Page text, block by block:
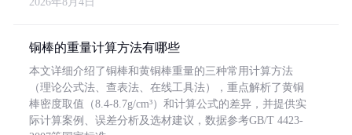
铜棒的重量计算方法有哪些
本文详细介绍了铜棒和黄铜棒重量的三种常用计算方法
（理论公式法、查表法、在线工具法），重点解析了黄铜
棒密度取值（8.4-8.7g/cm³）和计算公式的差异，并提供实
际计算案例、误差分析及选材建议，数据参考GB/T 4423-